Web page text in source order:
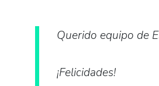
Querido equipo de
¡Felicidades!